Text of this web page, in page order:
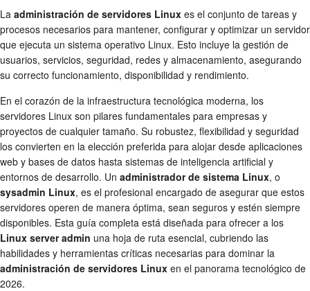
La administración de servidores Linux es el conjunto de tareas y
procesos necesarios para mantener, configurar y optimizar un servidor
que ejecuta un sistema operativo Linux. Esto incluye la gestión de
usuarios, servicios, seguridad, redes y almacenamiento, asegurando
su correcto funcionamiento, disponibilidad y rendimiento.
En el corazón de la infraestructura tecnológica moderna, los
servidores Linux son pilares fundamentales para empresas y
proyectos de cualquier tamaño. Su robustez, flexibilidad y seguridad
los convierten en la elección preferida para alojar desde aplicaciones
web y bases de datos hasta sistemas de inteligencia artificial y
entornos de desarrollo. Un administrador de sistema Linux, o
sysadmin Linux, es el profesional encargado de asegurar que estos
servidores operen de manera óptima, sean seguros y estén siempre
disponibles. Esta guía completa está diseñada para ofrecer a los
Linux server admin una hoja de ruta esencial, cubriendo las
habilidades y herramientas críticas necesarias para dominar la
administración de servidores Linux en el panorama tecnológico de
2026.